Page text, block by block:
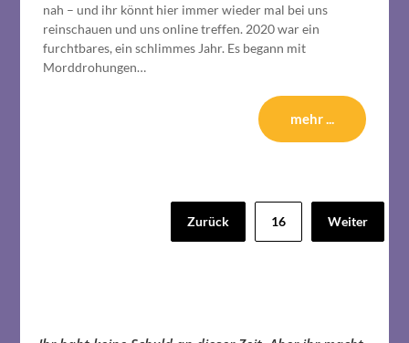
nah – und ihr könnt hier immer wieder mal bei uns
reinschauen und uns online treffen. 2020 war ein
furchtbares, ein schlimmes Jahr. Es begann mit
Morddrohungen…
mehr ...
Seitennummerierung
Zurück 16 Weiter